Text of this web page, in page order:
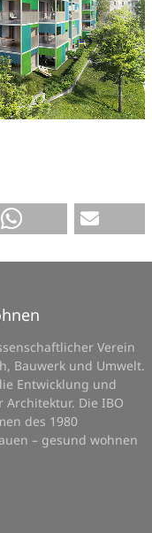
Verein
Bauwerk und Umwelt.
Entwicklung und
Die IBO
des 1980
– gesund wohnen